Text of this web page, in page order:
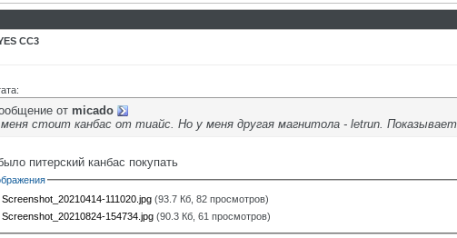
CC3
от micado
стоит канбас от тиайс. Но у меня другая магнитола - letrun.
питерский канбас покупать
Screenshot_20210414-111020.jpg (93.7 Кб, 82 просмотров)
Screenshot_20210824-154734.jpg (90.3 Кб, 61 просмотров)